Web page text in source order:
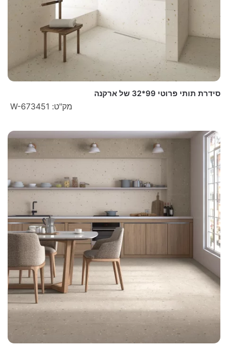
סידרת תותי פרוטי 99*32 של ארקנה
מק"ט: W-673451